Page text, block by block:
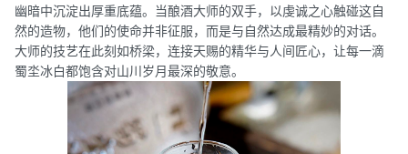
幽暗中沉淀出厚重底蕴。当酿酒大师的双手，以虔诚之心触碰这自
然的造物，他们的使命并非征服，而是与自然达成最精妙的对话。
大师的技艺在此刻如桥梁，连接天赐的精华与人间匠心，让每一滴
蜀坔冰白都饱含对山川岁月最深的敬意。